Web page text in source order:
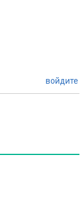
войдите